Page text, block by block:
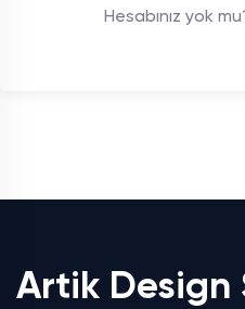
Hesabınız yok
Artik Design